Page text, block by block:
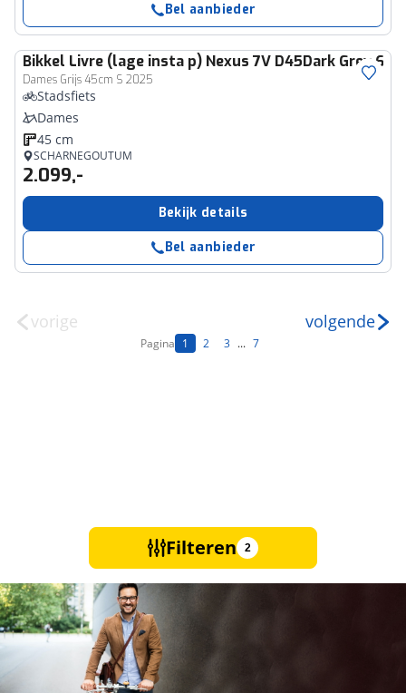
Bel aanbieder
Bikkel Livre (lage insta p) Nexus 7V D45Dark Grey
Dames Grijs 45cm S 2025
Stadsfiets
Dames
45 cm
SCHARNEGOUTUM
2.099,-
Bekijk details
Bel aanbieder
vorige
Pagina 1 2 3 ... 7
volgende
Filteren 2